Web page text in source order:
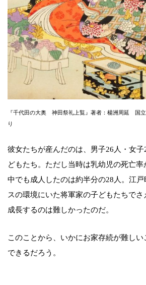
『千代田の大奥 神田祭礼上覧』著者：楊洲周延 国
り
彼女たちが産んだのは、男子26人・女
どもたち。ただし当時は乳幼児の死亡
中でも成人したのは約半分の28人。江
スの環境にいた将軍家の子どもたちで
成長するのは難しかったのだ。
このことから、いかにお家存続が難し
できるだろう。